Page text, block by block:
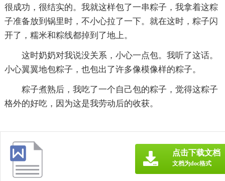
很成功，很结实的。我就这样包了一串粽子，我拿着这粽
子准备放到锅里时，不小心拉了一下。就在这时，粽子闪
开了，糯米和粽线都掉到了地上。
这时奶奶对我说没关系，小心一点包。我听了这话。
小心翼翼地包粽子，也包出了许多像模像样的粽子。
粽子煮熟后，我吃了一个自己包的粽子，觉得这粽子
格外的好吃，因为这是我劳动后的收获。
点击下载文档
文档为doc格式